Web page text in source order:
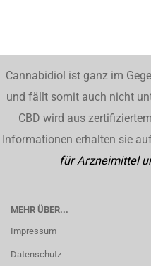
Cannabidiol ist ganz im
und fällt somit auch nicht
CBD wird aus
Informationen erhalten sie
für Arzneimittel
MEHR ÜBER...
Impressum
Datenschutz